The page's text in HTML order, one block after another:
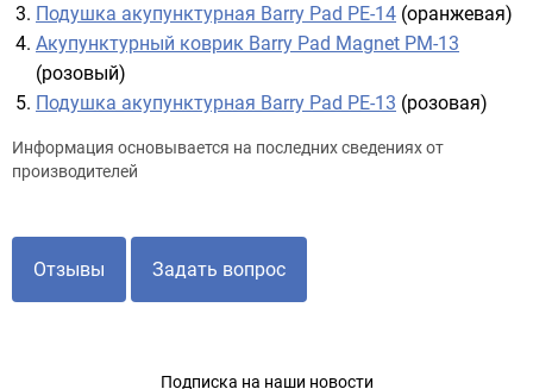
Подушка акупунктурная Barry Pad PE-14 (оранжевая)
Акупунктурный коврик Barry Pad Magnet PM-13
(розовый)
Подушка акупунктурная Barry Pad PE-13 (розовая)
Информация основывается на последних сведениях от
производителей
Отзывы Задать вопрос
Подписка на наши новости